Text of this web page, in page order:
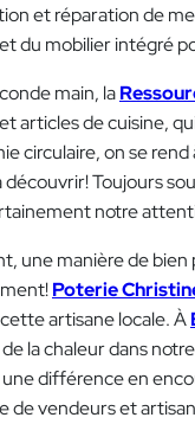
et réparation de
du mobilier intégré
main, la
articles de cuisine,
circulaire, on se rend
Toujours
notre
une manière de
Poterie
artisane locale. À
la chaleur dans
différence en
de vendeurs et